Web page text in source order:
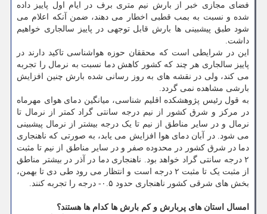
فضای مجازی خبر از بارش نیم متری برف در ایام اول پاییز داده
شده و نسبت به بمب قطبی اخطار می دهند، ضمن آنکه اعلام می
شود طبق پیشبینی ها بارش قابل توجهی در پاییز سالجاری خواهیم
داشت.
این در شرایطی است که محققان حوزه هواشناسی تاکید دارند در
پاییز سالجاری هر چند که کشور کاهش دما نسبت به نرمال را تجربه
می کند، ولی در نقشه های به روز رسانی شده بارش چنین افزایش
بارشی مشاهده نمی گردد.
به قول رئیس پژوهشکده اقلیم شناسی، میانگین دمای هوای مهرماه
در مرکز و شرق کشور از نیم درجه سانتی گراد کمتر از نرمال تا
نرمال و در سایر مناطق از نیم تا یک درجه بیشتر از نرمال پیشبینی
می شود. در آبان دمای هوا افزایش می یابد، به صورتی که ناهنجاری
دما در شرق کشور در محدوده صفر و در سایر مناطق از نیم تا مثبت
۲ درجه سانتی گراد خواهد بود. ناهنجاری دما در آذر در بیشتر مناطق
از مثبت یک تا مثبت ۲ درجه است و انتظار می رود طی دی تا بهمن،
بخش های شرقی کشور ناهنجاری حدود ۰.۵- درجه را تجربه کنند.
امسال استان های پربارش و کم بارش ها کدام ها هستند؟